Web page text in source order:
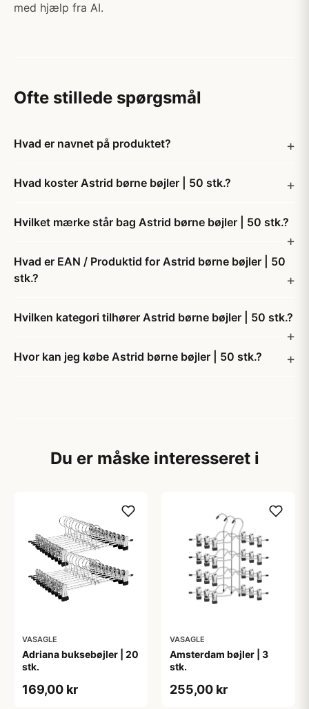
med hjælp fra AI.
Ofte stillede spørgsmål
Hvad er navnet på produktet?
Hvad koster Astrid børne bøjler | 50 stk.?
Hvilket mærke står bag Astrid børne bøjler | 50 stk.?
Hvad er EAN / Produktid for Astrid børne bøjler | 50
stk.?
Hvilken kategori tilhører Astrid børne bøjler | 50 stk.?
Hvor kan jeg købe Astrid børne bøjler | 50 stk.?
Du er måske interesseret i
VASAGLE
Adriana buksebøjler | 20
stk.
169,00 kr
VASAGLE
Amsterdam bøjler | 3
stk.
255,00 kr